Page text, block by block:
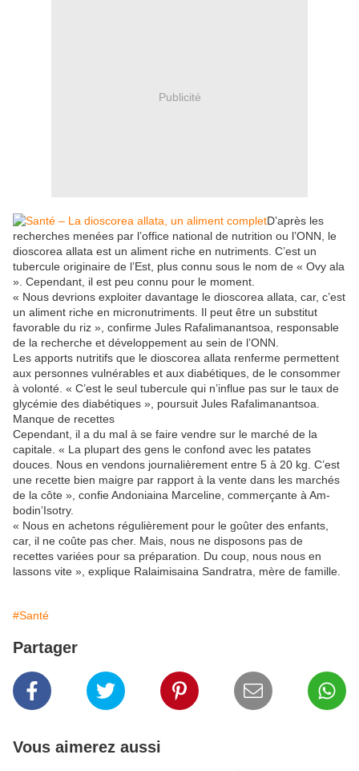
Publicité
D’après les
recherches menées par l’office national de nutrition ou l’ONN, le
dioscorea allata est un aliment riche en nutriments. C’est un
tubercule originaire de l’Est, plus connu sous le nom de « Ovy ala
». Cependant, il est peu connu pour le moment.
« Nous devrions exploiter davantage le dioscorea allata, car, c’est
un aliment riche en micronutriments. Il peut être un substitut
favorable du riz », confirme Jules Rafalima­nantsoa, responsable
de la recherche et développement au sein de l’ONN.
Les apports nutritifs que le dioscorea allata renferme permettent
aux personnes vulnérables et aux diabétiques, de le consommer
à volonté. « C’est le seul tubercule qui n’influe pas sur le taux de
glycémie des diabétiques », poursuit Jules Rafalima­nantsoa.
Manque de recettes
Cependant, il a du mal à se faire vendre sur le marché de la
capitale. « La plupart des gens le confond avec les patates
douces. Nous en vendons journalièrement entre 5 à 20 kg. C’est
une recette bien maigre par rapport à la vente dans les marchés
de la côte », confie Andoniaina Marce­line, commerçante à Am­
bodin’Isotry.
« Nous en achetons régulièrement pour le goûter des enfants,
car, il ne coûte pas cher. Mais, nous ne disposons pas de
recettes variées pour sa préparation. Du coup, nous nous en
lassons vite », explique Ralaimisaina Sandratra, mère de famille.
#Santé
Partager
Vous aimerez aussi